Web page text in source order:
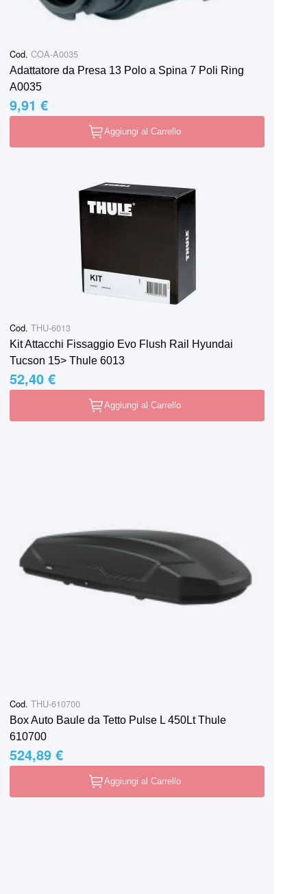
Cod. COA-A0035
Adattatore da Presa 13 Polo a Spina 7 Poli Ring
A0035
9,91 €
Aggiungi al Carrello
Cod. THU-6013
Kit Attacchi Fissaggio Evo Flush Rail Hyundai
Tucson 15> Thule 6013
52,40 €
Aggiungi al Carrello
Cod. THU-610700
Box Auto Baule da Tetto Pulse L 450Lt Thule
610700
524,89 €
Aggiungi al Carrello